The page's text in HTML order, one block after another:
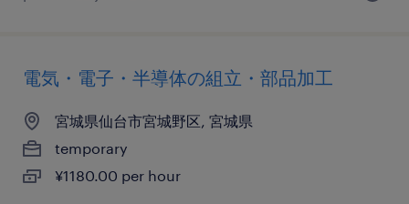
電気・電子・半導体の組立・部品加工
宮城県仙台市宮城野区, 宮城県
temporary
¥1180.00 per hour